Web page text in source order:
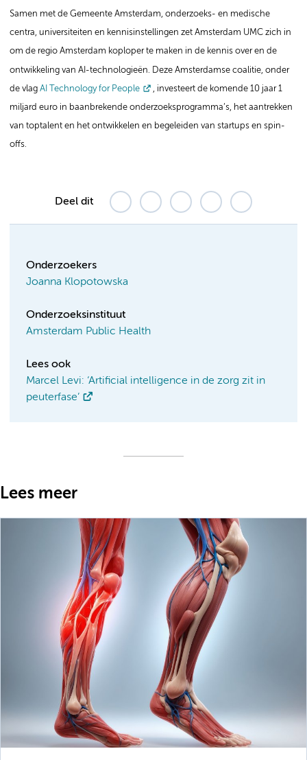
Samen met de Gemeente Amsterdam, onderzoeks- en medische
centra, universiteiten en kennisinstellingen zet Amsterdam UMC zich in
om de regio Amsterdam koploper te maken in de kennis over en de
ontwikkeling van AI-technologieën. Deze Amsterdamse coalitie, onder
de vlag AI Technology for People , investeert de komende 10 jaar 1
miljard euro in baanbrekende onderzoeksprogramma’s, het aantrekken
van toptalent en het ontwikkelen en begeleiden van startups en spin-
offs.
Deel dit
Onderzoekers
Joanna Klopotowska
Onderzoeksinstituut
Amsterdam Public Health
Lees ook
Marcel Levi: ‘Artificial intelligence in de zorg zit in
peuterfase’
Lees meer